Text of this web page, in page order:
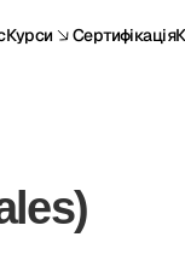
Курси Сертифікація